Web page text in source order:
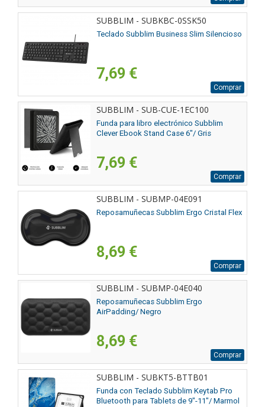
SUBBLIM - SUBKBC-0SSK50
Teclado Subblim Business Slim Silencioso
7,69 €
Comprar
SUBBLIM - SUB-CUE-1EC100
Funda para libro electrónico Subblim
Clever Ebook Stand Case 6"/ Gris
7,69 €
Comprar
SUBBLIM - SUBMP-04E091
Reposamuñecas Subblim Ergo Cristal Flex
8,69 €
Comprar
SUBBLIM - SUBMP-04E040
Reposamuñecas Subblim Ergo
AirPadding/ Negro
8,69 €
Comprar
SUBBLIM - SUBKT5-BTTB01
Funda con Teclado Subblim Keytab Pro
Bluetooth para Tablets de 9"-11"/ Marmol